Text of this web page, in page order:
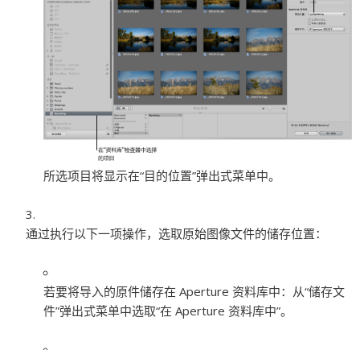
所选项目将显示在“目的位置”弹出式菜单中。
通过执行以下一项操作，选取原始图像文件的储存位置：
若要将导入的原件储存在 Aperture 资料库中： 从“储存文
件”弹出式菜单中选取“在 Aperture 资料库中”。